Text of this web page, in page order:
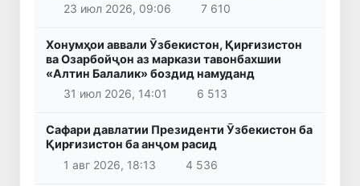
23 июл 2026, 09:06
7 610
Хонумҳои аввали Ӯзбекистон, Қирғизистон
ва Озарбойҷон аз маркази тавонбахшии
«Алтин Балалик» боздид намуданд
31 июл 2026, 14:01
6 513
Сафари давлатии Президенти Ӯзбекистон ба
Қирғизистон ба анҷом расид
1 авг 2026, 18:13
4 536